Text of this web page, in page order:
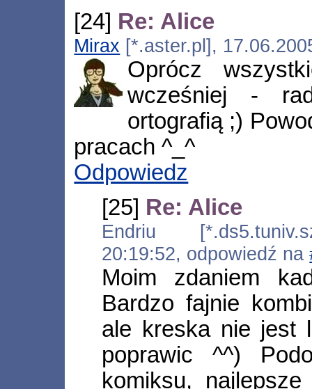
[24] Re: Alice
Mirax [*.aster.pl],
Oprócz
wcześniej -
ortografią ;)
pracach ^_^
Odpowiedz
[25] Re: Alice
Endriu
20:19:52, odpowiedź na
Moim zdaniem
Bardzo fajnie
ale kreska nie jest
poprawic ^^)
komiksu,